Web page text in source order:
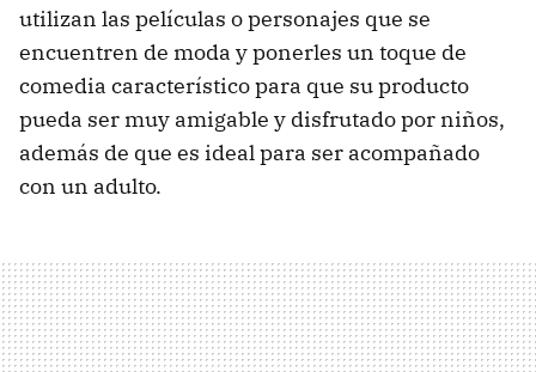
utilizan las películas o personajes que se
encuentren de moda y ponerles un toque de
comedia característico para que su producto
pueda ser muy amigable y disfrutado por niños,
además de que es ideal para ser acompañado
con un adulto.